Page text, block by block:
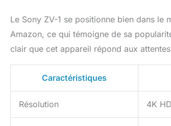
Le Sony ZV-1 se positionne bien dans
Amazon, ce qui témoigne de sa
clair que cet appareil répond aux
Caractéristiques
Résolution 4K